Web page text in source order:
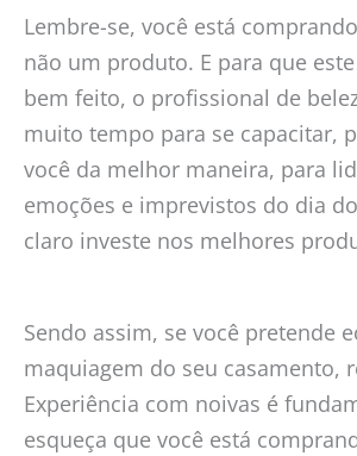
Lembre-se, você está
não um produto. E para que
bem feito, o profissional de
muito tempo para se capacitar,
você da melhor maneira, para
emoções e imprevistos do dia
claro investe nos melhores
Sendo assim, se você pretende
maquiagem do seu casamento,
Experiência com noivas é
esqueça que você está